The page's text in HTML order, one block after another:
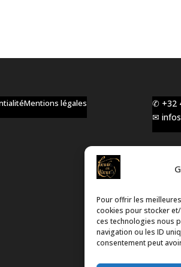
Pour offrir les
cookies pour stocker
ces technologies nous
navigation ou les ID
consentement peut
Mentions légales
✆ +32
✉
Toute